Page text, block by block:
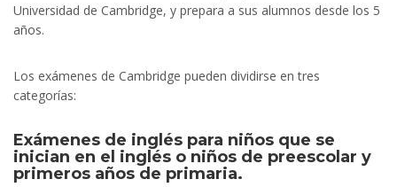
Universidad de Cambridge, y prepara a sus alumnos desde los 5
años.
Los exámenes de Cambridge pueden dividirse en tres
categorías:
Exámenes de inglés para niños que se
inician en el inglés o niños de preescolar y
primeros años de primaria.